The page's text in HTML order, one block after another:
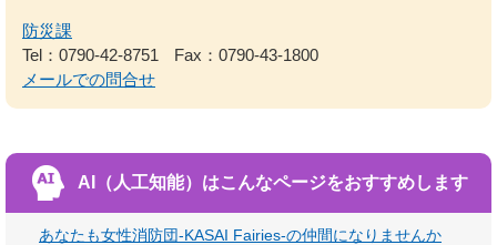
防災課
Tel：0790-42-8751
Fax：0790-43-1800
メールでの問合せ
AI（人工知能）はこんなページをおすすめします
あなたも女性消防団-KASAI Fairies-の仲間になりませんか